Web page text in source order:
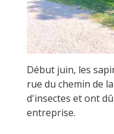
Début juin, les
rue du chemin de
d'insectes et ont
entreprise.